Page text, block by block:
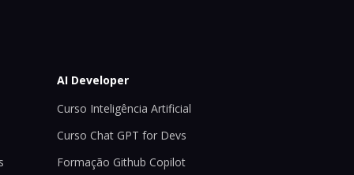
AI Developer
Curso Inteligência Artificial
Curso Chat GPT for Devs
Formação Github Copilot